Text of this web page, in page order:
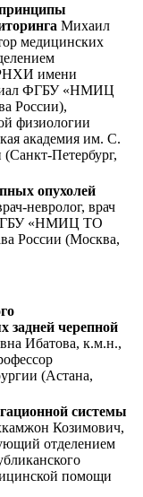
Михаил
медицинских
имени
ФГБУ «НМИЦ
России),
физиологии
академия им. С.
Петербург,
опухолей
невролог, врач
ФГБУ «НМИЦ ТО
России (Москва,
задней черепной
Ибатова, к.м.н.,
(Астана,
системы
Козимович,
отделением
помощи